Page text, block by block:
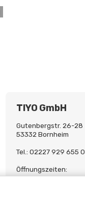
TIYO GmbH
Gutenbergstr. 26-28
53332 Bornheim
Tel.: 02227 929 655 0
Öffnungszeiten:
Mo-Fr. 09:00 - 17:00